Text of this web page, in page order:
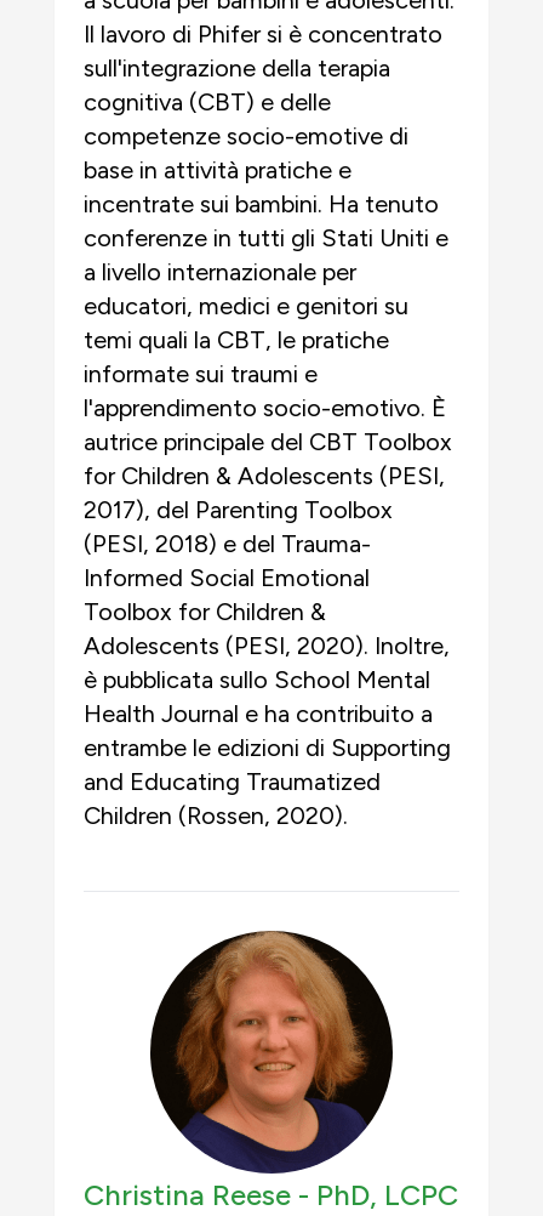
Il lavoro di Phifer si è concentrato
sull'integrazione della terapia
cognitiva (CBT) e delle
competenze socio-emotive di
base in attività pratiche e
incentrate sui bambini. Ha tenuto
conferenze in tutti gli Stati Uniti e
a livello internazionale per
educatori, medici e genitori su
temi quali la CBT, le pratiche
informate sui traumi e
l'apprendimento socio-emotivo. È
autrice principale del CBT Toolbox
for Children & Adolescents (PESI,
2017), del Parenting Toolbox
(PESI, 2018) e del Trauma-
Informed Social Emotional
Toolbox for Children &
Adolescents (PESI, 2020). Inoltre,
è pubblicata sullo School Mental
Health Journal e ha contribuito a
entrambe le edizioni di Supporting
and Educating Traumatized
Children (Rossen, 2020).
Christina Reese - PhD, LCPC